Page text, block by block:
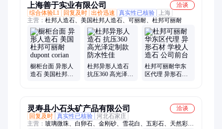
上海善于实业有限公司
洽谈
综合体验L1
回复及时 出价迅速 真实性已核验
上海
主营： 杜邦人造石、美国杜邦人造石、可丽耐、杜邦可丽耐
橱柜台面 异形人
造石 美国杜邦可
杜邦异形人造石
抗压360 高光泽定
杜邦可丽耐华东
区代理 异形石材
灵寿县小石头矿产品有限公司
洽谈
回复及时 真实性已核验 河北石家庄
主营： 玻璃微珠、白卵石、金刚砂、雪花白、五彩石、天然彩